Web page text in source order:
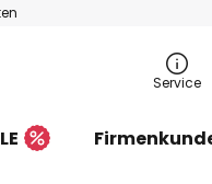
Service